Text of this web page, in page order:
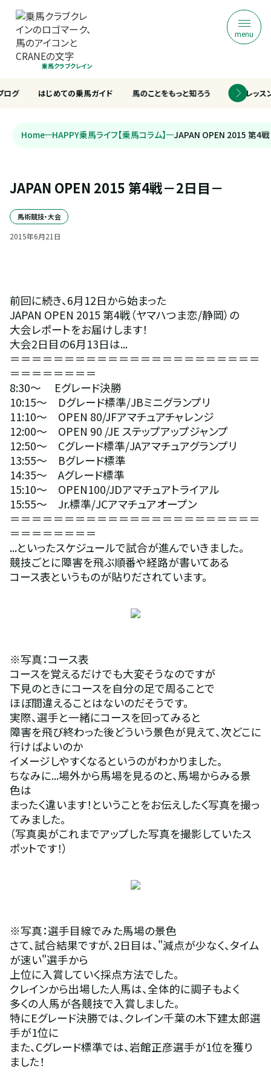
乗馬クラブクレイン
menu
はじめての乗馬ガイド 馬のことをもっと知ろう 乗馬レッス
ログ
Home HAPPY乗馬ライフ【乗馬コラム】 JAPAN OPEN 2015 第4
JAPAN OPEN 2015 第4戦－2日目－
馬術競技・大会
2015年6月21 日
前回に続き、6月12日から始まった
JAPAN OPEN 2015 第4戦（ヤマハつま恋/静岡）の
大会レポートをお届けします！
大会2日目の6月13日は...
＝＝＝＝＝＝＝＝＝＝＝＝＝＝＝＝＝＝＝＝＝＝＝
＝＝＝＝＝＝＝＝
8:30～　 Eグレード決勝
10:15～　Dグレード標準/JBミニグランプリ
11:10～　OPEN 80/JFアマチュアチャレンジ
12:00～　OPEN 90 /JE ステップアップジャンプ
12:50～　Cグレード標準/JAアマチュアグランプリ
13:55～　Bグレード標準
14:35～　Aグレード標準
15:10～　OPEN100/JDアマチュアトライアル
15:55～　Jr.標準/JCアマチュアオープン
＝＝＝＝＝＝＝＝＝＝＝＝＝＝＝＝＝＝＝＝＝＝＝
＝＝＝＝＝＝＝＝
...といったスケジュールで試合が進んでいきました。
競技ごとに障害を飛ぶ順番や経路が書いてある
コース表というものが貼りだされています。
※写真：コース表
コースを覚えるだけでも大変そうなのですが
下見のときにコースを自分の足で周ることで
ほぼ間違えることはないのだそうです。
実際、選手と一緒にコースを回ってみると
障害を飛び終わった後どういう景色が見えて、次どこに
行けばよいのか
イメージしやすくなるというのがわかりました。
ちなみに...場外から馬場を見るのと、馬場からみる景
色は
まったく違います！ということをお伝えしたく写真を撮っ
てみました。
（写真奥がこれまでアップした写真を撮影していたス
ポットです！）
※写真：選手目線でみた馬場の景色
さて、試合結果ですが、2日目は、"減点が少なく、タイム
が速い"選手から
上位に入賞していく採点方法でした。
クレインから出場した人馬は、全体的に調子もよく
多くの人馬が各競技で入賞しました。
特にEグレード決勝では、クレイン千葉の木下建太郎選
手が1位に
また、Cグレード標準では、岩館正彦選手が1位を獲り
ました！